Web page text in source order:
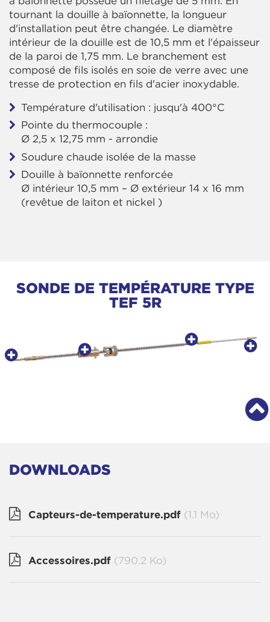
tournant la douille à baïonnette, la longueur
d'installation peut être changée. Le diamètre
intérieur de la douille est de 10,5 mm et l'épaisseur
de la paroi de 1,75 mm. Le branchement est
composé de fils isolés en soie de verre avec une
tresse de protection en fils d'acier inoxydable.
Température d'utilisation : jusqu'à 400°C
Pointe du thermocouple :
Ø 2,5 x 12,75 mm - arrondie
Soudure chaude isolée de la masse
Douille à baïonnette renforcée
Ø intérieur 10,5 mm – Ø extérieur 14 x 16 mm
(revêtue de laiton et nickel )
SONDE DE TEMPÉRATURE TYPE
TEF 5R
DOWNLOADS
Capteurs-de-temperature.pdf (1.1 Mo)
Accessoires.pdf (790.2 Ko)